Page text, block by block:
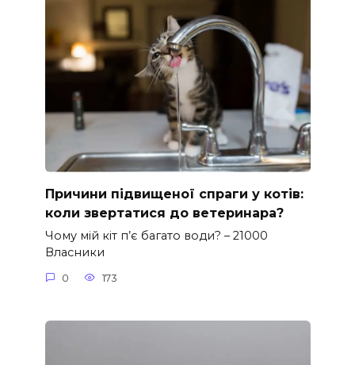
Причини підвищеної спраги у котів:
коли звертатися до ветеринара?
Чому мій кіт п’є багато води? – 21000
Власники
0 173